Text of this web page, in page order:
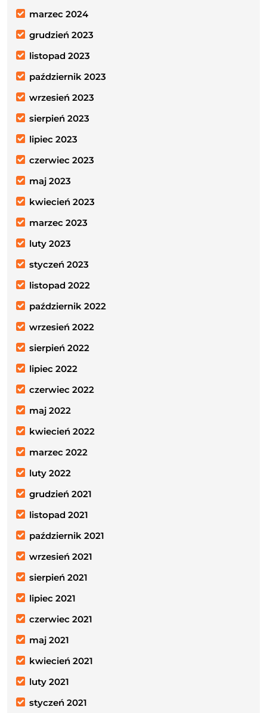
marzec 2024
grudzień 2023
listopad 2023
październik 2023
wrzesień 2023
sierpień 2023
lipiec 2023
czerwiec 2023
maj 2023
kwiecień 2023
marzec 2023
luty 2023
styczeń 2023
listopad 2022
październik 2022
wrzesień 2022
sierpień 2022
lipiec 2022
czerwiec 2022
maj 2022
kwiecień 2022
marzec 2022
luty 2022
grudzień 2021
listopad 2021
październik 2021
wrzesień 2021
sierpień 2021
lipiec 2021
czerwiec 2021
maj 2021
kwiecień 2021
luty 2021
styczeń 2021